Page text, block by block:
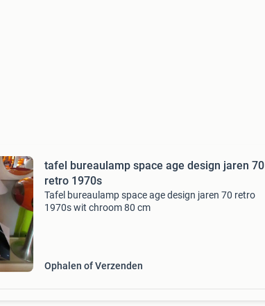
tafel bureaulamp space age design jaren 70
retro 1970s
Tafel bureaulamp space age design jaren 70 retro
1970s wit chroom 80 cm
Ophalen of Verzenden